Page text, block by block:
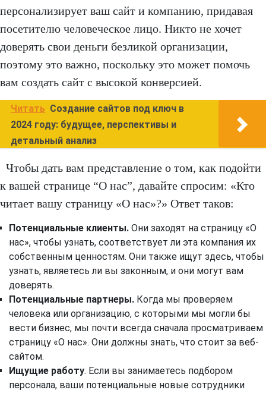
персонализирует ваш сайт и компанию, придавая
посетителю человеческое лицо. Никто не хочет
доверять свои деньги безликой организации,
поэтому это важно, поскольку это может помочь
вам создать сайт с высокой конверсией.
Читать Создание сайтов под ключ в
2024 году: будущее, перспективы и
детальный анализ
Чтобы дать вам представление о том, как подойти
к вашей странице “О нас”, давайте спросим: «Кто
читает вашу страницу «О нас»?» Ответ таков:
Потенциальные клиенты. Они заходят на страницу «О
нас», чтобы узнать, соответствует ли эта компания их
собственным ценностям. Они также ищут здесь, чтобы
узнать, являетесь ли вы законным, и они могут вам
доверять.
Потенциальные партнеры. Когда мы проверяем
человека или организацию, с которыми мы могли бы
вести бизнес, мы почти всегда сначала просматриваем
страницу «О нас». Они должны знать, что стоит за веб-
сайтом.
Ищущие работу. Если вы занимаетесь подбором
персонала, ваши потенциальные новые сотрудники